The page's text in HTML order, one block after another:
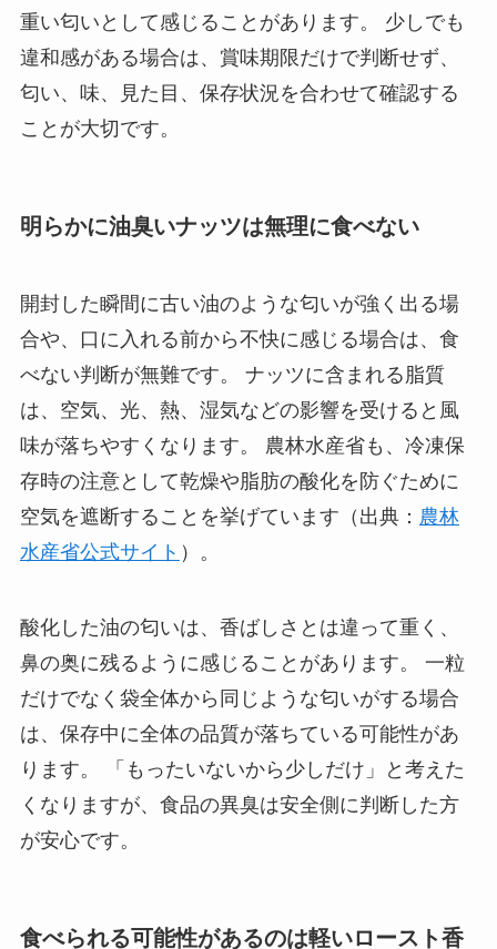
重い匂いとして感じることがあります。 少しでも
違和感がある場合は、賞味期限だけで判断せず、
匂い、味、見た目、保存状況を合わせて確認する
ことが大切です。
明らかに油臭いナッツは無理に食べない
開封した瞬間に古い油のような匂いが強く出る場
合や、口に入れる前から不快に感じる場合は、食
べない判断が無難です。 ナッツに含まれる脂質
は、空気、光、熱、湿気などの影響を受けると風
味が落ちやすくなります。 農林水産省も、冷凍保
存時の注意として乾燥や脂肪の酸化を防ぐために
空気を遮断することを挙げています（出典： 農林
水産省公式サイト ）。
酸化した油の匂いは、香ばしさとは違って重く、
鼻の奥に残るように感じることがあります。 一粒
だけでなく袋全体から同じような匂いがする場合
は、保存中に全体の品質が落ちている可能性があ
ります。 「もったいないから少しだけ」と考えた
くなりますが、食品の異臭は安全側に判断した方
が安心です。
食べられる可能性があるのは軽いロースト香